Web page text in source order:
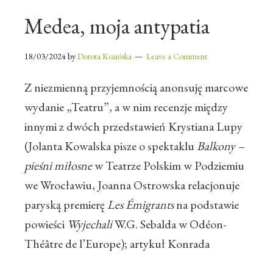
Medea, moja antypatia
18/03/2024byDorota Kozińska Leave a Comment
Z niezmienną przyjemnością anonsuję marcowe
wydanie „Teatru”, a w nim recenzje między
innymi z dwóch przedstawień Krystiana Lupy
(Jolanta Kowalska pisze o spektakluBalkony –
pieśni miłosnew Teatrze Polskim w Podziemiu
we Wrocławiu, Joanna Ostrowska relacjonuje
paryską premieręLes Émigrantsna podstawie
powieści WyjechaliW.G. Sebalda w Odéon-
Théâtre de l’Europe); artykuł Konrada